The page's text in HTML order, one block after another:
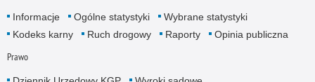
Informacje Ogólne statystyki
Wybrane statystyki
Kodeks karny
Ruch drogowy Raporty Opinia publiczna
Prawo